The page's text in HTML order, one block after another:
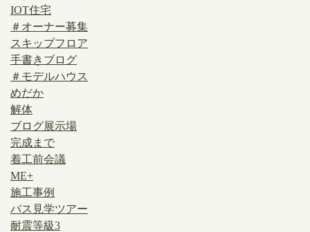
IOT住宅
＃オーナー募集
スキップフロア
手書きブログ
＃モデルハウス
めだか
解体
ブログ展示場
完成まで
着工前会議
ME+
施工事例
バス見学ツアー
耐震等級3